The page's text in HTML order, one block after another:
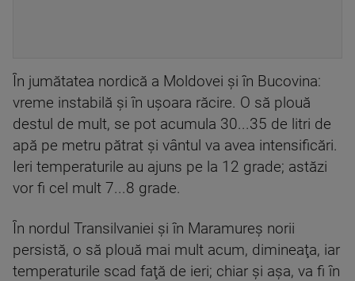
În jumătatea nordică a Moldovei şi în Bucovina:
vreme instabilă şi în uşoara răcire. O să plouă
destul de mult, se pot acumula 30...35 de litri de
apă pe metru pătrat şi vântul va avea intensificări.
Ieri temperaturile au ajuns pe la 12 grade; astăzi
vor fi cel mult 7...8 grade.
În nordul Transilvaniei şi în Maramureş norii
persistă, o să plouă mai mult acum, dimineaţa, iar
temperaturile scad faţă de ieri; chiar şi aşa, va fi în